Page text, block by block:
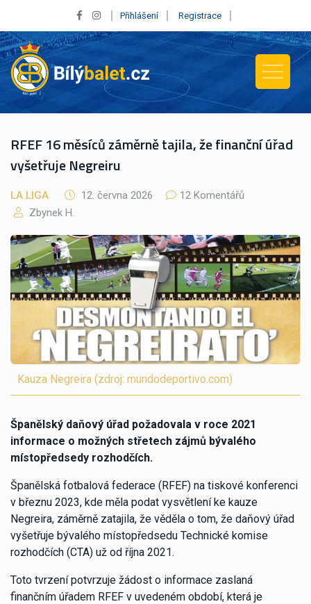
Přihlášení Registrace
RFEF 16 měsíců záměrně tajila, že finanční úřad
vyšetřuje Negreiru
LA LIGA 12. června 2026
12 Komentářů
Zbynek H.
Kauza Negreira (zdroj: mundodeportivo.com)
Španělský daňový úřad požadovala v roce 2021
informace o možných střetech zájmů bývalého
místopředsedy rozhodčích.
Španělská fotbalová federace (RFEF) na tiskové konferenci
v březnu 2023, kde měla podat vysvětlení ke kauze
Negreira, záměrně zatajila, že věděla o tom, že daňový úřad
vyšetřuje bývalého místopředsedu Technické komise
rozhodčích (CTA) už od října 2021.
Toto tvrzení potvrzuje žádost o informace zaslaná
finančním úřadem RFEF v uvedeném období, která je